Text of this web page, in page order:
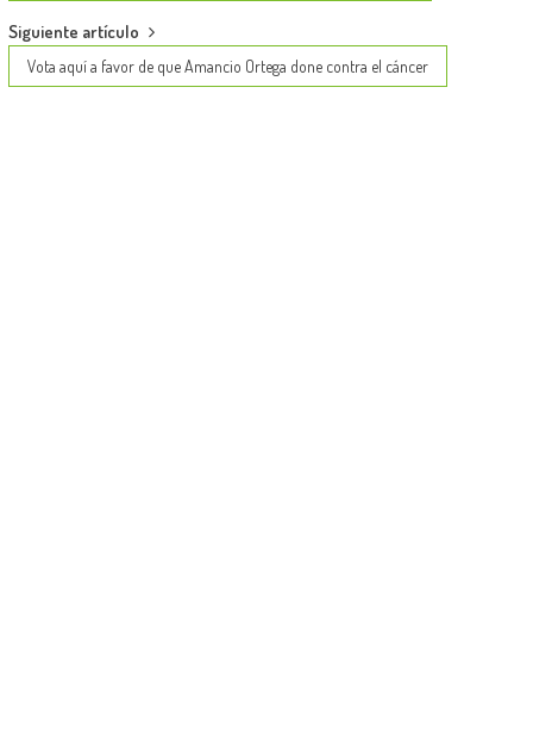
Siguiente artículo
Vota aquí a favor de que Amancio Ortega done contra el cáncer